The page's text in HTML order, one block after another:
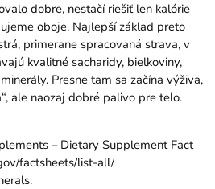
dobre, nestačí riešiť len kalórie
oboje. Najlepší základ preto
primerane spracovaná strava, v
kvalitné sacharidy, bielkoviny,
Presne tam sa začína výživa,
ale naozaj dobré palivo pre telo.
– Dietary Supplement Fact
factsheets/list-all/